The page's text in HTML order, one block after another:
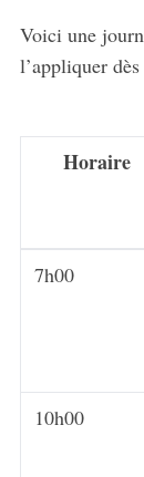
Voici une
l’appliquer
Horaire
7h00
10h00